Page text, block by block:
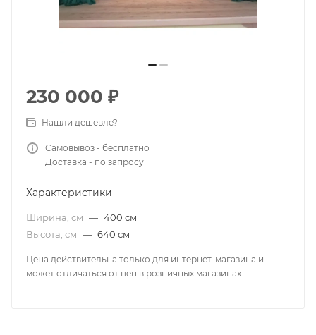
230 000 ₽
Нашли дешевле?
Самовывоз - бесплатно
Доставка - по запросу
Характеристики
Ширина, см — 400 см
Высота, см — 640 см
Цена действительна только для интернет-магазина и
может отличаться от цен в розничных магазинах